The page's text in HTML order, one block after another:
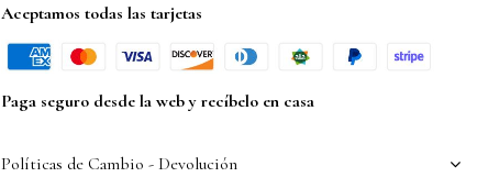
Aceptamos todas las tarjetas
Paga seguro desde la web y recíbelo en casa
Políticas de Cambio - Devolución